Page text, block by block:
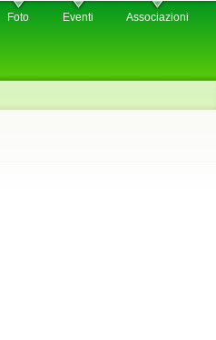
Foto Eventi Associazioni